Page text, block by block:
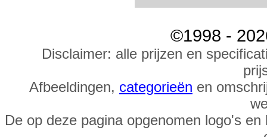
©1998 -
Disclaimer: alle prijzen en
Afbeeldingen, categorieën en
De op deze pagina opgenomen logo's